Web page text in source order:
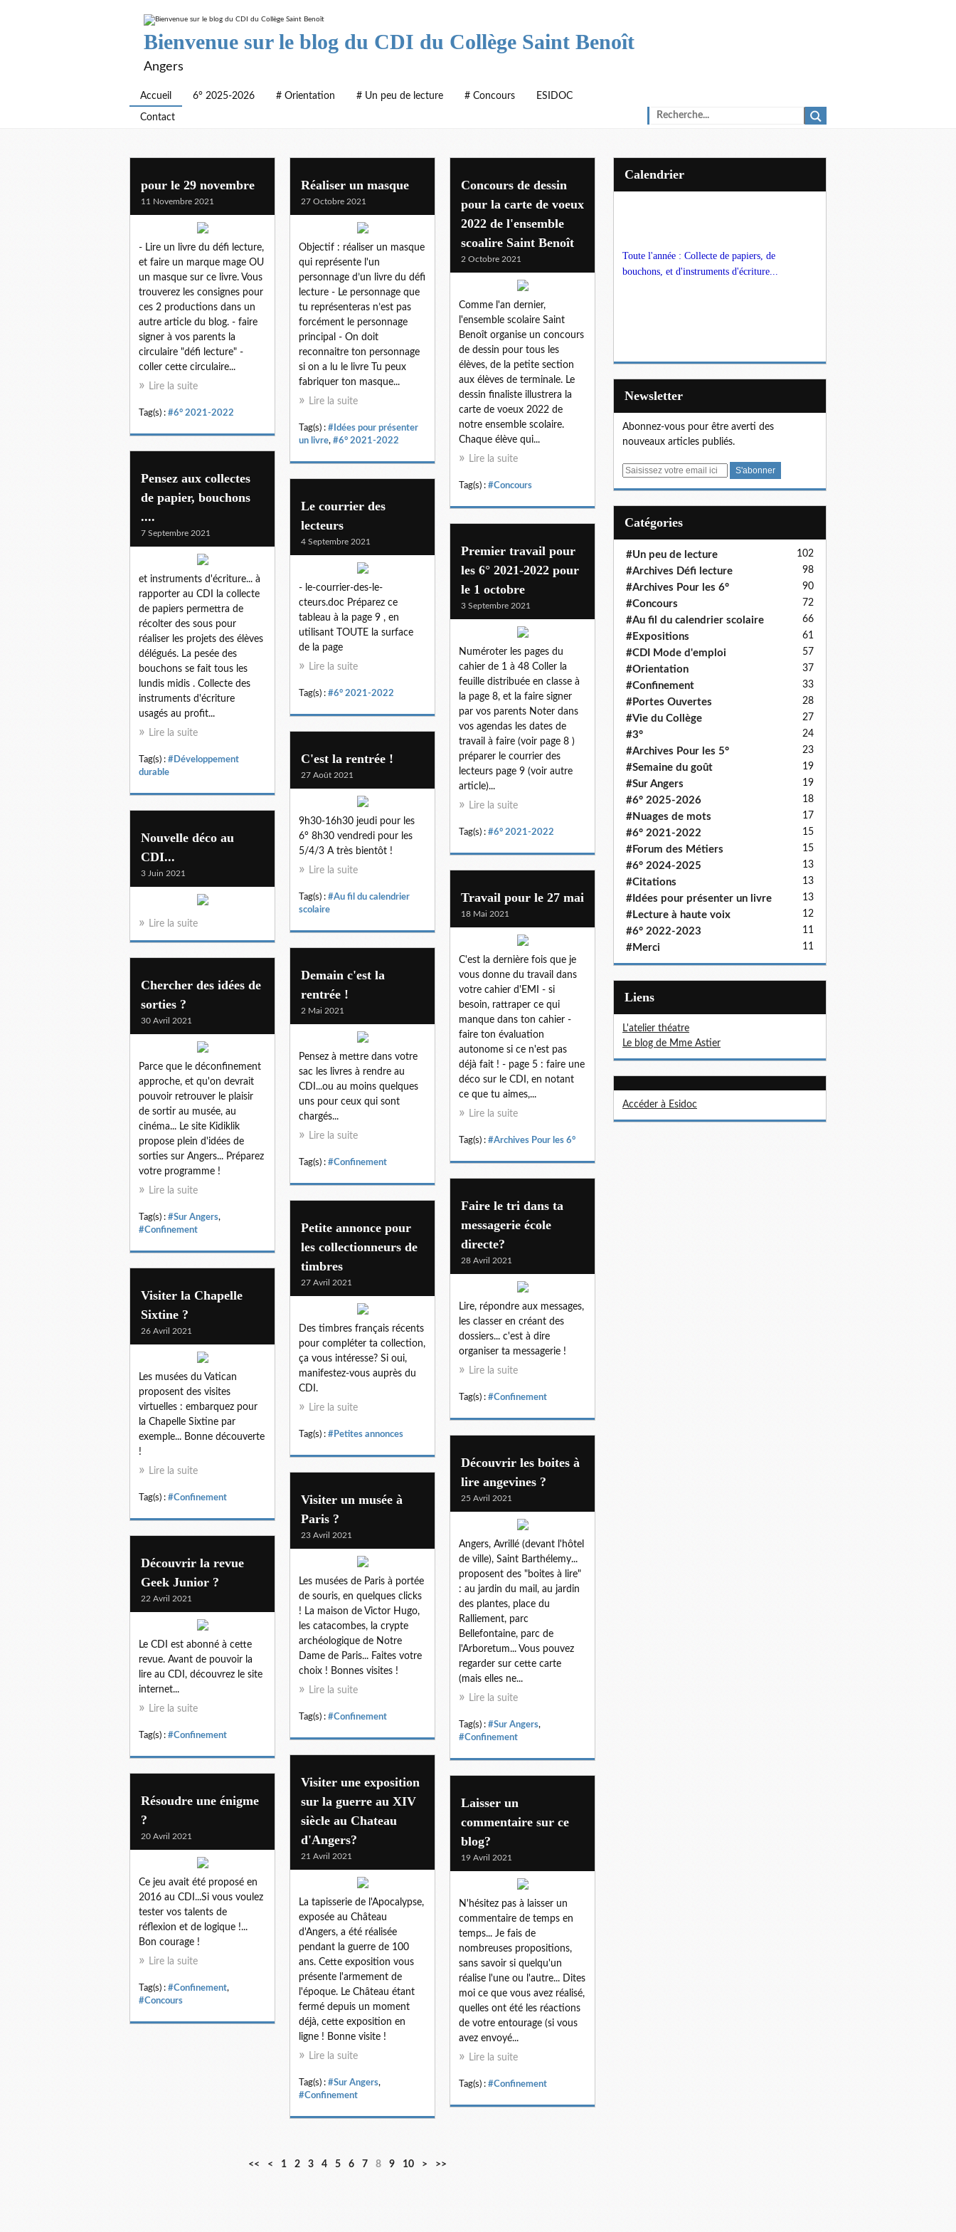
Bienvenue sur le blog du CDI du Collège Saint Benoît
Angers
Accueil 6° 2025-2026 # Orientation # Un peu de lecture # Concours ESIDOC
Contact
pour le 29 novembre
11 Novembre 2021
- Lire un livre du défi lecture,
et faire un marque mage OU
un masque sur ce livre. Vous
trouverez les consignes pour
ces 2 productions dans un
autre article du blog. - faire
signer à vos parents la
circulaire "défi lecture" -
coller cette circulaire...
Lire la suite
Tag(s) : #6° 2021-2022
Réaliser un masque
27 Octobre 2021
Objectif : réaliser un masque
qui représente l'un
personnage d’un livre du défi
lecture - Le personnage que
tu représenteras n’est pas
forcément le personnage
principal - On doit
reconnaitre ton personnage
si on a lu le livre Tu peux
fabriquer ton masque...
Lire la suite
Tag(s) : #Idées pour présenter
un livre, #6° 2021-2022
Concours de dessin
pour la carte de voeux
2022 de l'ensemble
scoalire Saint Benoît
2 Octobre 2021
Comme l'an dernier,
l'ensemble scolaire Saint
Benoît organise un concours
de dessin pour tous les
élèves, de la petite section
aux élèves de terminale. Le
dessin finaliste illustrera la
carte de voeux 2022 de
notre ensemble scolaire.
Chaque élève qui...
Lire la suite
Tag(s) : #Concours
Pensez aux collectes
de papier, bouchons
....
7 Septembre 2021
et instruments d'écriture... à
rapporter au CDI la collecte
de papiers permettra de
récolter des sous pour
réaliser les projets des élèves
délégués. La pesée des
bouchons se fait tous les
lundis midis . Collecte des
instruments d'écriture
usagés au profit...
Lire la suite
Tag(s) : #Développement
durable
Le courrier des
lecteurs
4 Septembre 2021
- le-courrier-des-le-
cteurs.doc Préparez ce
tableau à la page 9 , en
utilisant TOUTE la surface
de la page
Lire la suite
Tag(s) : #6° 2021-2022
Premier travail pour
les 6° 2021-2022 pour
le 1 octobre
3 Septembre 2021
Numéroter les pages du
cahier de 1 à 48 Coller la
feuille distribuée en classe à
la page 8, et la faire signer
par vos parents Noter dans
vos agendas les dates de
travail à faire (voir page 8 )
préparer le courrier des
lecteurs page 9 (voir autre
article)...
Lire la suite
Tag(s) : #6° 2021-2022
C'est la rentrée !
27 Août 2021
9h30-16h30 jeudi pour les
6° 8h30 vendredi pour les
5/4/3 A très bientôt !
Lire la suite
Tag(s) : #Au fil du calendrier
scolaire
Nouvelle déco au
CDI...
3 Juin 2021
Lire la suite
Travail pour le 27 mai
18 Mai 2021
C'est la dernière fois que je
vous donne du travail dans
votre cahier d'EMI - si
besoin, rattraper ce qui
manque dans ton cahier -
faire ton évaluation
autonome si ce n'est pas
déjà fait ! - page 5 : faire une
déco sur le CDI, en notant
ce que tu aimes,...
Lire la suite
Tag(s) : #Archives Pour les 6°
Demain c'est la
rentrée !
2 Mai 2021
Pensez à mettre dans votre
sac les livres à rendre au
CDI...ou au moins quelques
uns pour ceux qui sont
chargés...
Lire la suite
Tag(s) : #Confinement
Chercher des idées de
sorties ?
30 Avril 2021
Parce que le déconfinement
approche, et qu'on devrait
pouvoir retrouver le plaisir
de sortir au musée, au
cinéma... Le site Kidiklik
propose plein d'idées de
sorties sur Angers... Préparez
votre programme !
Lire la suite
Tag(s) : #Sur Angers,
#Confinement
Faire le tri dans ta
messagerie école
directe?
28 Avril 2021
Lire, répondre aux messages,
les classer en créant des
dossiers... c'est à dire
organiser ta messagerie !
Lire la suite
Tag(s) : #Confinement
Petite annonce pour
les collectionneurs de
timbres
27 Avril 2021
Des timbres français récents
pour compléter ta collection,
ça vous intéresse? Si oui,
manifestez-vous auprès du
CDI.
Lire la suite
Tag(s) : #Petites annonces
Visiter la Chapelle
Sixtine ?
26 Avril 2021
Les musées du Vatican
proposent des visites
virtuelles : embarquez pour
la Chapelle Sixtine par
exemple... Bonne découverte
!
Lire la suite
Tag(s) : #Confinement
Découvrir les boites à
lire angevines ?
25 Avril 2021
Angers, Avrillé (devant l'hôtel
de ville), Saint Barthélemy...
proposent des "boites à lire"
: au jardin du mail, au jardin
des plantes, place du
Ralliement, parc
Bellefontaine, parc de
l'Arboretum... Vous pouvez
regarder sur cette carte
(mais elles ne...
Lire la suite
Tag(s) : #Sur Angers,
#Confinement
Visiter un musée à
Paris ?
23 Avril 2021
Les musées de Paris à portée
de souris, en quelques clicks
! La maison de Victor Hugo,
les catacombes, la crypte
archéologique de Notre
Dame de Paris... Faites votre
choix ! Bonnes visites !
Lire la suite
Tag(s) : #Confinement
Découvrir la revue
Geek Junior ?
22 Avril 2021
Le CDI est abonné à cette
revue. Avant de pouvoir la
lire au CDI, découvrez le site
internet...
Lire la suite
Tag(s) : #Confinement
Visiter une exposition
sur la guerre au XIV
siècle au Chateau
d'Angers?
21 Avril 2021
La tapisserie de l'Apocalypse,
exposée au Château
d'Angers, a été réalisée
pendant la guerre de 100
ans. Cette exposition vous
présente l'armement de
l'époque. Le Château étant
fermé depuis un moment
déjà, cette exposition en
ligne ! Bonne visite !
Lire la suite
Tag(s) : #Sur Angers,
#Confinement
Résoudre une énigme
?
20 Avril 2021
Ce jeu avait été proposé en
2016 au CDI...Si vous voulez
tester vos talents de
réflexion et de logique !...
Bon courage !
Lire la suite
Tag(s) : #Confinement,
#Concours
Laisser un
commentaire sur ce
blog?
19 Avril 2021
N'hésitez pas à laisser un
commentaire de temps en
temps... Je fais de
nombreuses propositions,
sans savoir si quelqu'un
réalise l'une ou l'autre... Dites
moi ce que vous avez réalisé,
quelles ont été les réactions
de votre entourage (si vous
avez envoyé...
Lire la suite
Tag(s) : #Confinement
<< < 1 2 3 4 5 6 7 8 9 10
2
3
4
5
> >>
Calendrier
Toute l'année : Collecte de papiers, de
bouchons, et d'instruments d'écriture...
Newsletter
Abonnez-vous pour être averti des
nouveaux articles publiés.
E
Catégories
#Un peu de lecture 102
#Archives Défi lecture 98
#Archives Pour les 6° 90
#Concours 72
#Au fil du calendrier scolaire 66
#Expositions 61
#CDI Mode d'emploi 57
#Orientation 37
#Confinement 33
#Portes Ouvertes 28
#Vie du Collège 27
#3° 24
#Archives Pour les 5° 23
#Semaine du goût 19
#Sur Angers 19
#6° 2025-2026 18
#Nuages de mots 17
#6° 2021-2022 15
#Forum des Métiers 15
#6° 2024-2025 13
#Citations 13
#Idées pour présenter un livre 13
#Lecture à haute voix 12
#6° 2022-2023 11
#Merci 11
Liens
L'atelier théatre
Le blog de Mme Astier
Accéder à Esidoc